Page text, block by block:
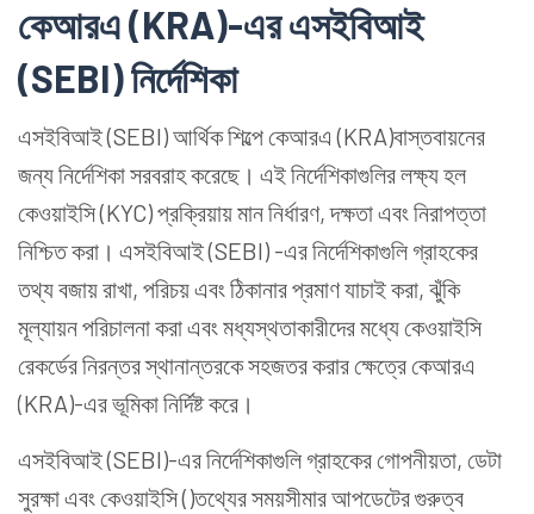
কেআরএ (KRA)-এর এসইবিআই
(SEBI) নির্দেশিকা
এসইবিআই (SEBI) আর্থিক শিল্পে কেআরএ (KRA)বাস্তবায়নের
জন্য নির্দেশিকা সরবরাহ করেছে। এই নির্দেশিকাগুলির লক্ষ্য হল
কেওয়াইসি (KYC) প্রক্রিয়ায় মান নির্ধারণ, দক্ষতা এবং নিরাপত্তা
নিশ্চিত করা। এসইবিআই (SEBI) -এর নির্দেশিকাগুলি গ্রাহকের
তথ্য বজায় রাখা, পরিচয় এবং ঠিকানার প্রমাণ যাচাই করা, ঝুঁকি
মূল্যায়ন পরিচালনা করা এবং মধ্যস্থতাকারীদের মধ্যে কেওয়াইসি
রেকর্ডের নিরন্তর স্থানান্তরকে সহজতর করার ক্ষেত্রে কেআরএ
(KRA)-এর ভূমিকা নির্দিষ্ট করে।
এসইবিআই (SEBI)-এর নির্দেশিকাগুলি গ্রাহকের গোপনীয়তা, ডেটা
সুরক্ষা এবং কেওয়াইসি ()তথ্যের সময়সীমার আপডেটের গুরুত্ব